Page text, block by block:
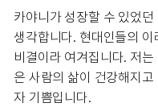
카야니가 성장할 수 있었
생각합니다. 현대인들의
비결이라 여겨집니다. 저
은 사람의 삶이 건강해지고
자 기쁨입니다.